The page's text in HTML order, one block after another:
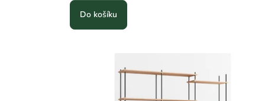
Do košíku